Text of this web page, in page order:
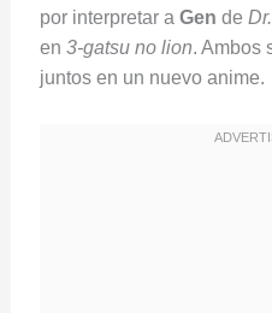
por interpretar a Gen de
en 3-gatsu no lion. Ambos
juntos en un nuevo anime.